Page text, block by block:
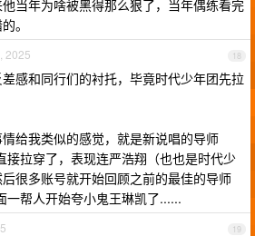
当年为啥被黑得那么狠了，当年偶练看完
。
18
2025
感和同行们的衬托，毕竟时代少年团先拉
给我类似的感觉，就是新说唱的导师
接拉穿了，表现连严浩翔（也也是时代少
很多账号就开始回顾之前的最佳的导师
一帮人开始夸小鬼王琳凯了......
19